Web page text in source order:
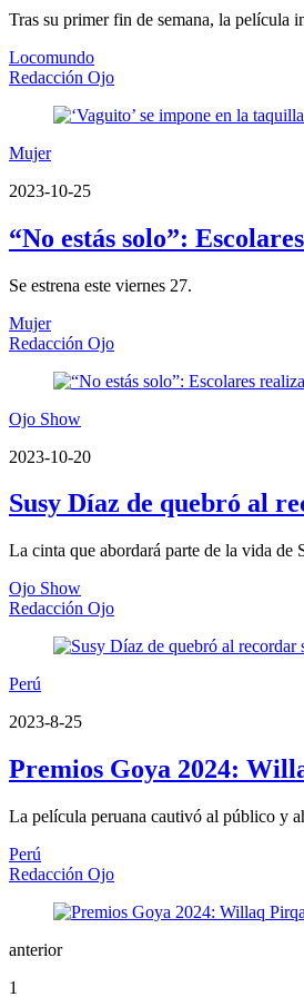
Tras su primer fin de semana, la película
Locomundo
Redacción Ojo
Mujer
2023-10-25
“No estás solo”:
Se estrena este viernes 27.
Mujer
Redacción Ojo
Ojo Show
2023-10-20
Susy Díaz de quebró al
La cinta que abordará parte de la vida de
Ojo Show
Redacción Ojo
Perú
2023-8-25
Premios Goya 2024:
La película peruana cautivó al público y
Perú
Redacción Ojo
anterior
1